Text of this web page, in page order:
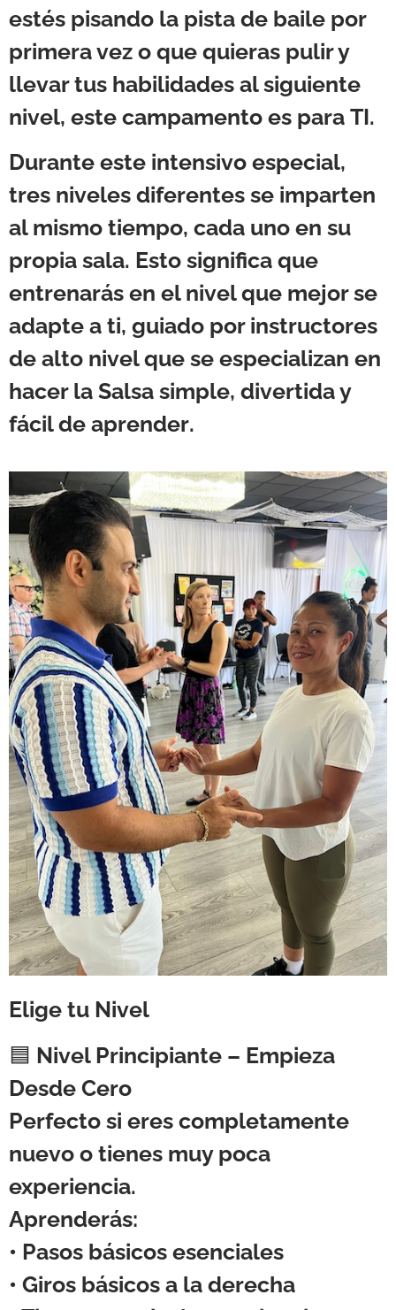
estés pisando la pista de baile por
primera vez o que quieras pulir y
llevar tus habilidades al siguiente
nivel, este campamento es para TI.
Durante este intensivo especial,
tres niveles diferentes se imparten
al mismo tiempo, cada uno en su
propia sala. Esto significa que
entrenarás en el nivel que mejor se
adapte a ti, guiado por instructores
de alto nivel que se especializan en
hacer la Salsa simple, divertida y
fácil de aprender.
Elige tu Nivel
🟦 Nivel Principiante – Empieza
Desde Cero
Perfecto si eres completamente
nuevo o tienes muy poca
experiencia.
Aprenderás:
• Pasos básicos esenciales
• Giros básicos a la derecha